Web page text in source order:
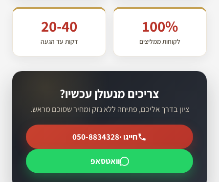
100%
לקוחות ממליצים
20-40
דקות עד הגעה
צריכים מנעולן עכשיו?
ציון בדרך אליכם, פתיחה ללא נזק ומחיר שסוכם מראש.
חייגו ·050-8834328
וואטסאפ